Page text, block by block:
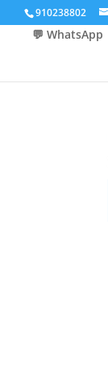
910238802
💬 WhatsApp